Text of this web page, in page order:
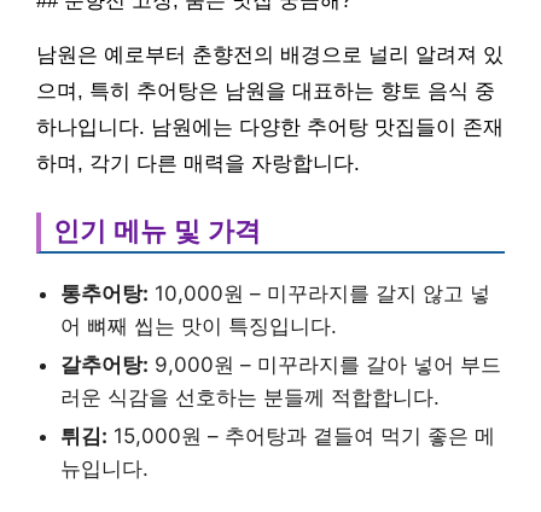
남원은 예로부터 춘향전의 배경으로 널리 알려져 있
으며, 특히 추어탕은 남원을 대표하는 향토 음식 중
하나입니다. 남원에는 다양한 추어탕 맛집들이 존재
하며, 각기 다른 매력을 자랑합니다.
인기 메뉴 및 가격
통추어탕: 10,000원 – 미꾸라지를 갈지 않고 넣
어 뼈째 씹는 맛이 특징입니다.
갈추어탕: 9,000원 – 미꾸라지를 갈아 넣어 부드
러운 식감을 선호하는 분들께 적합합니다.
튀김: 15,000원 – 추어탕과 곁들여 먹기 좋은 메
뉴입니다.